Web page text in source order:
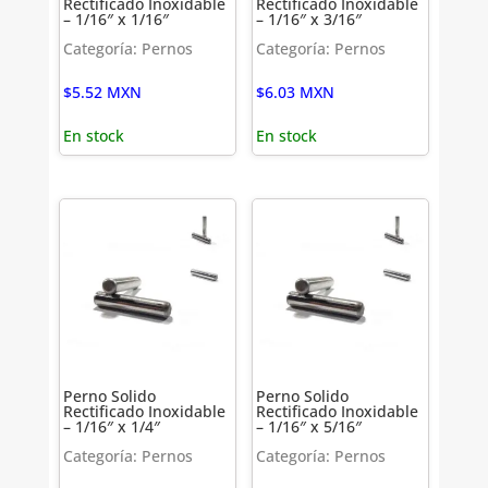
– 1/16″ x 1/16″
Categoría: Pernos
$5.52 MXN
En stock
– 1/16″ x 3/16″
Categoría: Pernos
$6.03 MXN
En stock
Perno Solido
Rectificado Inoxidable
– 1/16″ x 1/4″
Categoría: Pernos
Perno Solido
Rectificado Inoxidable
– 1/16″ x 5/16″
Categoría: Pernos